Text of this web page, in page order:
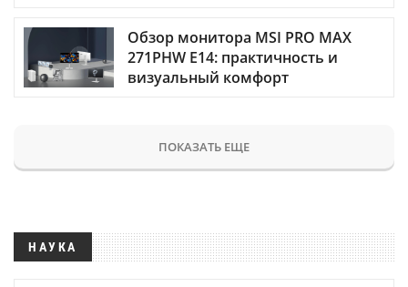
Обзор монитора MSI PRO MAX
271PHW E14: практичность и
визуальный комфорт
ПОКАЗАТЬ ЕЩЕ
НАУКА